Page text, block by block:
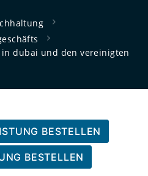
dubai und den vereinigten
BESTELLEN
BESTELLEN